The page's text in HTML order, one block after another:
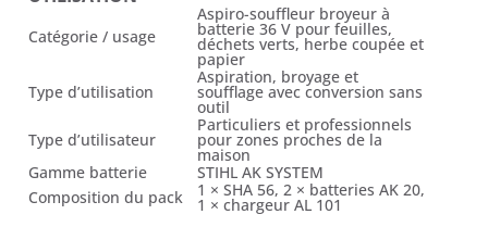
Catégorie / usage
Aspiro-souffleur broyeur à
batterie 36 V pour feuilles,
déchets verts, herbe coupée et
papier
Type d’utilisation
Aspiration, broyage et
soufflage avec conversion sans
outil
Type d’utilisateur
Particuliers et professionnels
pour zones proches de la
maison
Gamme batterie
STIHL AK SYSTEM
Composition du pack
1 × SHA 56, 2 × batteries AK 20,
1 × chargeur AL 101